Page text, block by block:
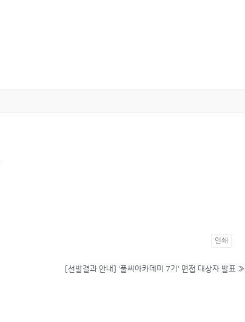
인쇄
[선발결과 안내] '풀씨아카데미 7기' 면접 대상자 발표 »